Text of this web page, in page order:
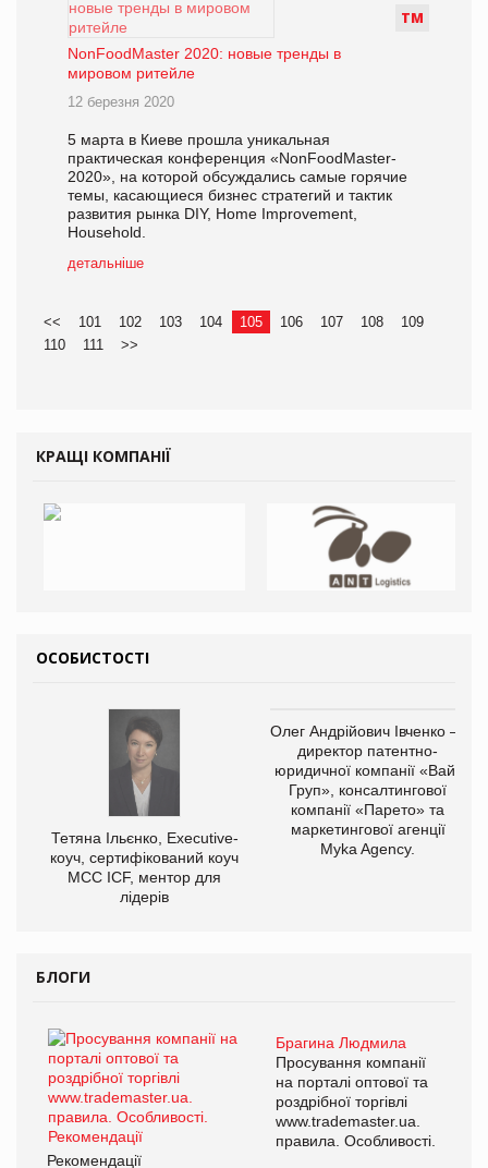
ТМ
NonFoodMaster 2020: новые тренды в
мировом ритейле
12 березня 2020
5 марта в Киеве прошла уникальная
практическая конференция «NonFoodMaster-
2020», на которой обсуждались самые горячие
темы, касающиеся бизнес стратегий и тактик
развития рынка DIY, Home Improvement,
Household.
детальніше
<< 101 102 103 104 105 106 107 108
109
110
111 >>
КРАЩІ КОМПАНІЇ
ОСОБИСТОСТІ
Тетяна Ільєнко, Executive-
коуч, сертифікований коуч
МСС ICF, ментор для
лідерів
Олег Андрійович Івченко —
директор патентно-
юридичної компанії «Вайз
Груп», консалтингової
компанії «Парето» та
маркетингової агенції
Myka Agency.
БЛОГИ
Брагина Людмила
Просування компанії
на порталі оптової та
роздрібної торгівлі
www.trademaster.ua.
правила. Особливості.
Рекомендації